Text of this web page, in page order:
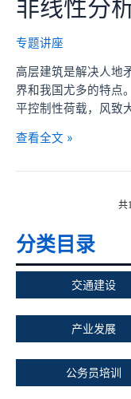
非线性分
专题讲座
高层建筑是解决人地
界和我国尤多的特点
平控制性荷载，风致
土
工
讲
堂：
层
筑
风
查看全文 »
共
分类目录
交通建设
产业发展
公务员培训